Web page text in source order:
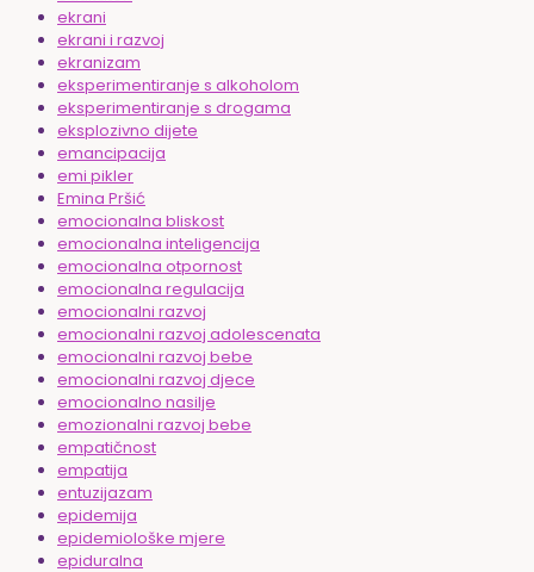
ekrani
ekrani i razvoj
ekranizam
eksperimentiranje s alkoholom
eksperimentiranje s drogama
eksplozivno dijete
emancipacija
emi pikler
Emina Pršić
emocionalna bliskost
emocionalna inteligencija
emocionalna otpornost
emocionalna regulacija
emocionalni razvoj
emocionalni razvoj adolescenata
emocionalni razvoj bebe
emocionalni razvoj djece
emocionalno nasilje
emozionalni razvoj bebe
empatičnost
empatija
entuzijazam
epidemija
epidemiološke mjere
epiduralna